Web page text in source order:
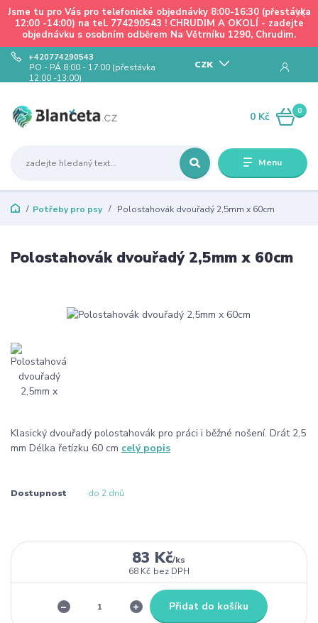
Jsme tu pro Vás pro telefonické objednávky 8:00-16:30 (přestávka
12:00 -14:00) na tel. 774290543 ! CHRUDIM A OKOLÍ - zadejte
objednávku s osobním odběrem Na Větrníku 1290, Chrudim.
Menu
CZK
+420774290543
PO - PÁ 8:00 - 17:00 (přestávka
12:00 -13:00)
0
0 Kč
Potřeby pro psy Polostahovák dvouřadý 2,5mm x 60cm
Polostahovák dvouřadý 2,5mm x 60cm
Klasický dvouřadý polostahovák pro práci i běžné nošení. Drát 2,5
mm Délka řetízku 60 cm celý popis
Dostupnost do 2 dnů
83 Kč/ks
68 Kč bez DPH
Přidat do košíku